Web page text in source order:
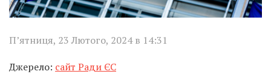
П’ятниця, 23 Лютого, 2024 в 14:31
Джерело: сайт Ради ЄС